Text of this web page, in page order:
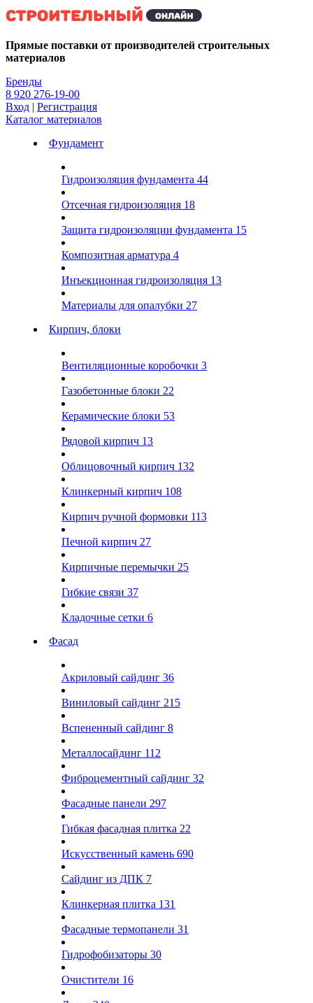
Kg
Прямые поставки от производителей строительных
материалов
Бренды
8 920 276-19-00
Вход | Регистрация
Каталог материалов
Фундамент
Гидроизоляция фундамента 44
Отсечная гидроизоляция 18
Защита гидроизоляции фундамента 15
Композитная арматура 4
Инъекционная гидроизоляция 13
Материалы для опалубки 27
Кирпич, блоки
Вентиляционные коробочки 3
Газобетонные блоки 22
Керамические блоки 53
Рядовой кирпич 13
Облицовочный кирпич 132
Клинкерный кирпич 108
Кирпич ручной формовки 113
Печной кирпич 27
Кирпичные перемычки 25
Гибкие связи 37
Кладочные сетки 6
Фасад
Акриловый сайдинг 36
Виниловый сайдинг 215
Вспененный сайдинг 8
Металлосайдинг 112
Фиброцементный сайдинг 32
Фасадные панели 297
Гибкая фасадная плитка 22
Искусственный камень 690
Сайдинг из ДПК 7
Клинкерная плитка 131
Фасадные термопанели 31
Гидрофобизаторы 30
Очистители 16